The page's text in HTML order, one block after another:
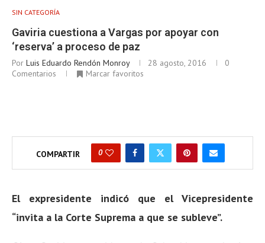
SIN CATEGORÍA
Gaviria cuestiona a Vargas por apoyar con
‘reserva’ a proceso de paz
Por Luis Eduardo Rendón Monroy 28 agosto, 2016
0
Comentarios
Marcar favoritos
COMPARTIR 0
El expresidente indicó que el Vicepresidente
“invita a la Corte Suprema a que se subleve”.